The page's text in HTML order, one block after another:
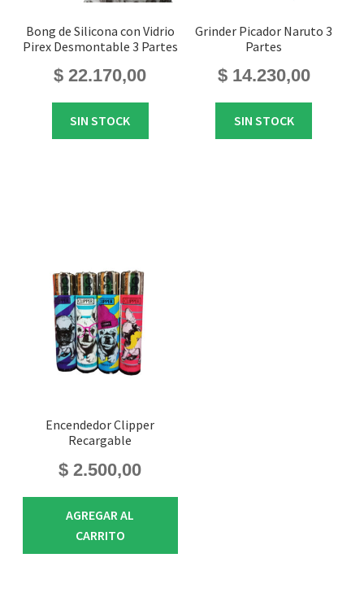
Bong de Silicona con Vidrio
Pirex Desmontable 3 Partes
$ 22.170,00
SIN STOCK
Grinder Picador Naruto 3
Partes
$14.230,00
SIN STOCK
Encendedor Clipper
Recargable
$ 2.500,00
AGREGAR AL
CARRITO